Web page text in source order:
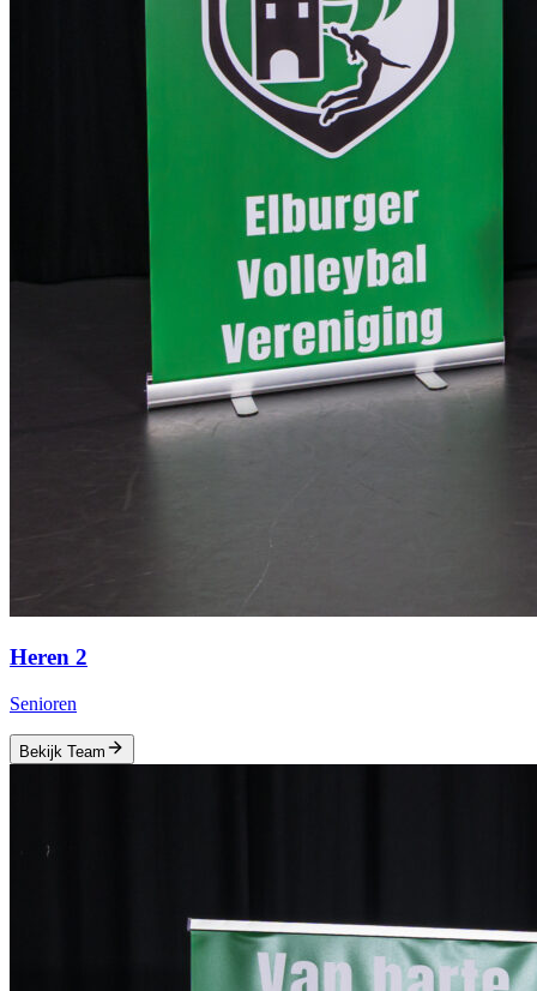
Heren 2
Senioren
Bekijk Team